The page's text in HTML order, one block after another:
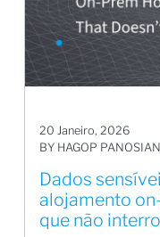
20 Janeiro, 2026
BY HAGOP PANOSIAN
Dados
alojamento
que não